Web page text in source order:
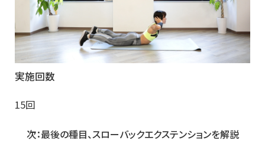
実施回数
15回
次：最後の種目、スローバックエクステンションを解説